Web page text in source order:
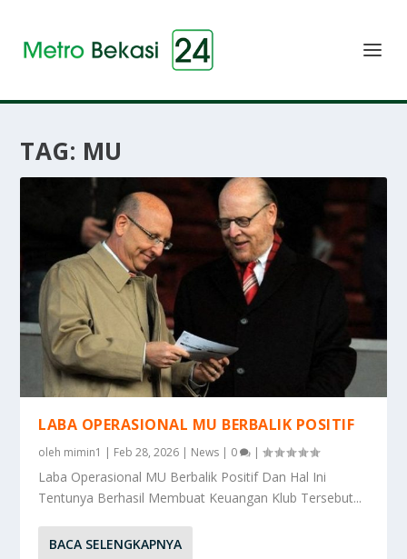
TAG: MU
LABA OPERASIONAL MU BERBALIK POSITIF
oleh mimin1 | Feb 28, 2026 | News | 0 |
Laba Operasional MU Berbalik Positif Dan Hal Ini
Tentunya Berhasil Membuat Keuangan Klub Tersebut...
BACA SELENGKAPNYA